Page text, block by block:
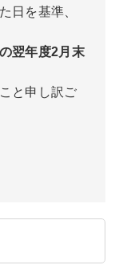
日を基準、
翌年度2月末
と申し訳ご